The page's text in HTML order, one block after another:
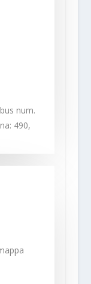
num.
490,